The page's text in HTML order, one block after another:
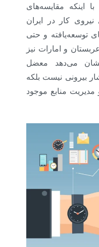
اینکه ‌مقایسه‌های
کار در ایران
توسعه‌یافته و حتی
و امارات نیز
نشان می‌دهد معضل
بیرونی نیست بلکه
منابع موجود